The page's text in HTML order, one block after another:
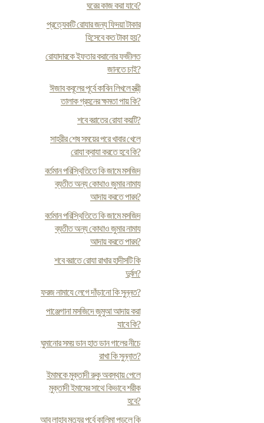
ঘরের কাজ করা যাবে?
প্রত্যেকটি রোযার জন্য ফিদয়া টাকার
হিসেবে কত টাকা হয়?
রোযাদারকে ইফতার করানোর ফজীলত
জানতে চাই?
ঈজাব কবূলের পূর্বে কাবিন লিখলে স্ত্রী
তালাক গ্রহনের ক্ষমতা পায় কি?
শবে বরাতের রোযা কয়টি?
সাহরীর শেষ সময়ের পরে খাবার খেলে
রোযা ক্বাযা করতে হবে কি?
বর্তমান পরিস্থিতিতে কি জামে মসজিদ
ব্যতীত অন্য কোথাও জুমার নামায
আদায় করতে পারব?
বর্তমান পরিস্থিতিতে কি জামে মসজিদ
ব্যতীত অন্য কোথাও জুমার নামায
আদায় করতে পারব?
শবে বরাতে রোযা রাখার হাদীসটি কি
দুর্বল?
ফরজ নামাযে লেগে দাঁড়ানো কি সুন্নত?
পাঞ্জেগানা মসজিদে জুমুআ আদায় করা
যাবে কি?
ঘুমানোর সময় ডান হাত ডান গালের নীচে
রাখা কি সুন্নাত?
ইমামকে মুক্তাদী রুকু অবস্থায় পেলে
মুক্তাদী ইমামের সাথে কিভাবে শরীক
হবে?
আবু লাহাব মৃত্যুর পূর্বে কালিমা পড়লে কি